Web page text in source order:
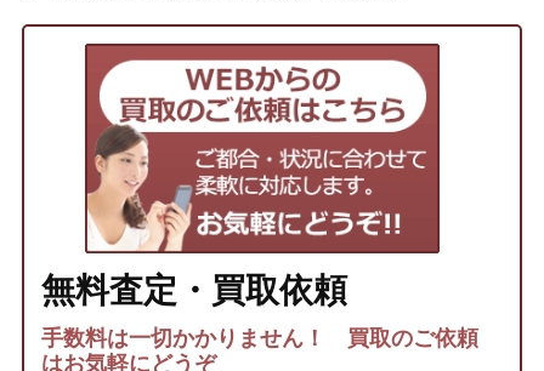
無料査定・買取依頼
手数料は一切かかりません！ 買取のご依頼
はお気軽にどうぞ